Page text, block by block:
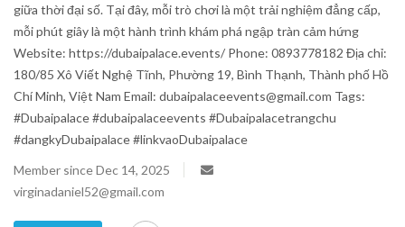
Blog
Trending
Fashion
Sitemap
News
giữa thời đại số. Tại đây, mỗi trò chơi là một trải nghiệm đẳng cấp,
mỗi phút giây là một hành trình khám phá ngập tràn cảm hứng
Website: https://dubaipalace.events/ Phone: 0893778182 Địa chỉ:
180/85 Xô Viết Nghệ Tĩnh, Phường 19, Bình Thạnh, Thành phố Hồ
Chí Minh, Việt Nam Email: dubaipalaceevents@gmail.com Tags:
#Dubaipalace #dubaipalaceevents #Dubaipalacetrangchu
#dangkyDubaipalace #linkvaoDubaipalace
Member since Dec 14, 2025
virginadaniel52@gmail.com